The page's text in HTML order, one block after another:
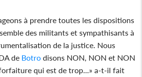
à prendre toutes les dispositions
des militants et sympathisants à
de la justice. Nous
de Botro disons NON, NON et NON
qui est de trop...» a-t-il fait